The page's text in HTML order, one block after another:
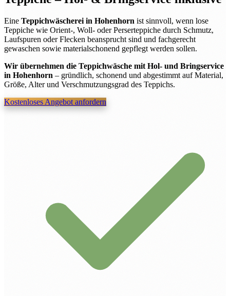
Eine Teppichwäscherei in Hohenhorn ist sinnvoll, wenn lose
Teppiche wie Orient-, Woll- oder Perserteppiche durch Schmutz,
Laufspuren oder Flecken beansprucht sind und fachgerecht
gewaschen sowie materialschonend gepflegt werden sollen.
Wir übernehmen die Teppichwäsche mit Hol- und Bringservice
in Hohenhorn – gründlich, schonend und abgestimmt auf Material,
Größe, Alter und Verschmutzungsgrad des Teppichs.
Kostenloses Angebot anfordern